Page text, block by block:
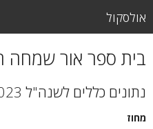
אולסקול
בית ספר אור שמחה
נתונים כללים לשנה"ל 2023
מחוז